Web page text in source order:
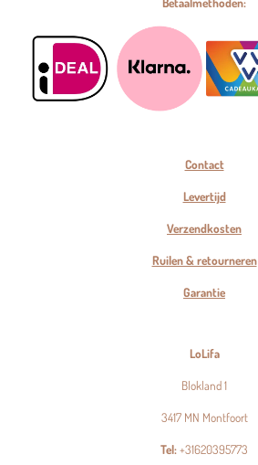
Contact
Levertijd
Verzendkosten
Ruilen & retourneren
Garantie
LoLifa
Blokland 1
3417 MN Montfoort
Tel:+31620395773